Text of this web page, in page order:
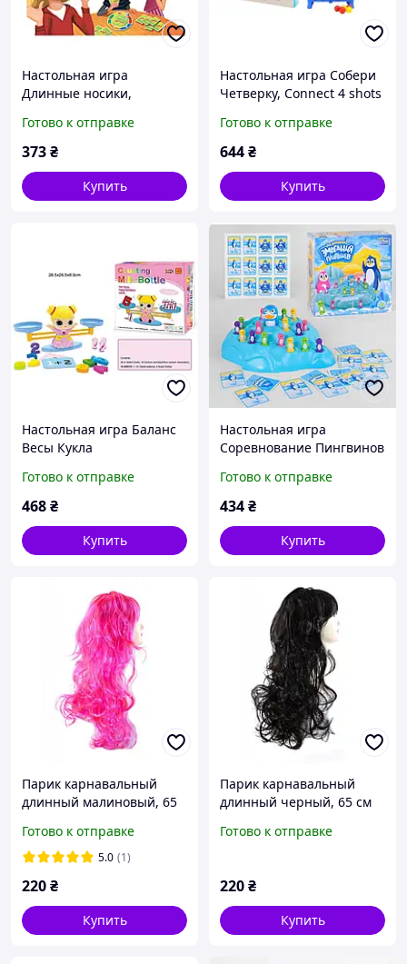
Настольная игра
Длинные носики,
Готово к отправке
373₴
Купить
Настольная игра Собери
Четверку, Connect 4 shots
Готово к отправке
644₴
Купить
Настольная игра Баланс
Весы Кукла
Готово к отправке
468₴
Купить
Настольная игра
Соревнование Пингвинов
Готово к отправке
434₴
Купить
Парик карнавальный
длинный малиновый, 65
Готово к отправке
5.0 (1)
220₴
Купить
Парик карнавальный
длинный черный, 65 см
Готово к отправке
220₴
Купить